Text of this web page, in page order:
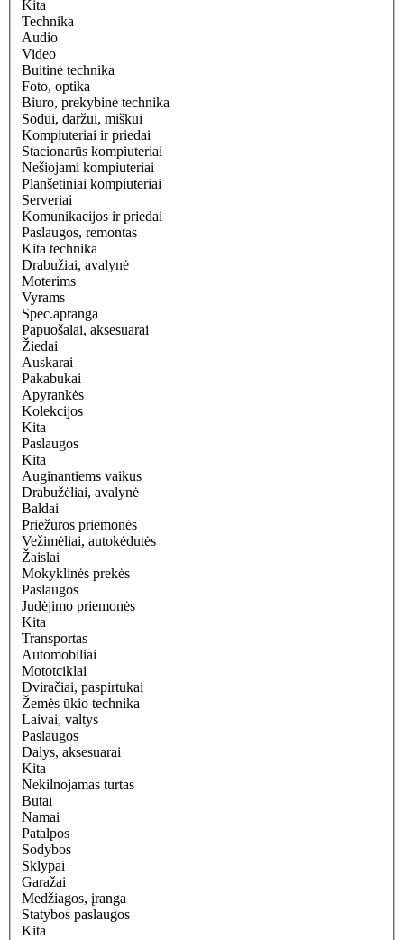
Kita
Technika
Audio
Video
Buitinė technika
Foto, optika
Biuro, prekybinė technika
Sodui, daržui, miškui
Kompiuteriai ir priedai
Stacionarūs kompiuteriai
Nešiojami kompiuteriai
Planšetiniai kompiuteriai
Serveriai
Komunikacijos ir priedai
Paslaugos, remontas
Kita technika
Drabužiai, avalynė
Moterims
Vyrams
Spec.apranga
Papuošalai, aksesuarai
Žiedai
Auskarai
Pakabukai
Apyrankės
Kolekcijos
Kita
Paslaugos
Kita
Auginantiems vaikus
Drabužėliai, avalynė
Baldai
Priežūros priemonės
Vežimėliai, autokėdutės
Žaislai
Mokyklinės prekės
Paslaugos
Judėjimo priemonės
Kita
Transportas
Automobiliai
Mototciklai
Dviračiai, paspirtukai
Žemės ūkio technika
Laivai, valtys
Paslaugos
Dalys, aksesuarai
Kita
Nekilnojamas turtas
Butai
Namai
Patalpos
Sodybos
Sklypai
Garažai
Medžiagos, įranga
Statybos paslaugos
Kita